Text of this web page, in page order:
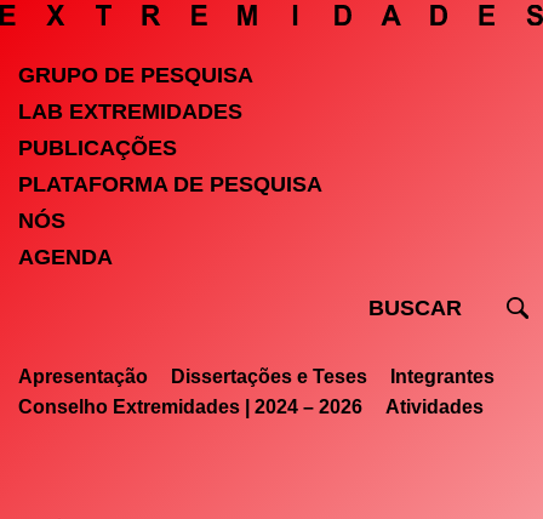
GRUPO DE PESQUISA
LAB EXTREMIDADES
PUBLICAÇÕES
PLATAFORMA DE PESQUISA
NÓS
AGENDA
Apresentação Dissertações e Teses
Integrantes
Conselho Extremidades | 2024 – 2026
Atividades